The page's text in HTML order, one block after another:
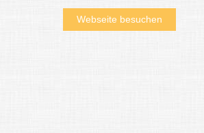
Webseite besuchen